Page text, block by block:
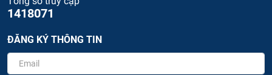
1418071
ĐĂNG KÝ THÔNG TIN